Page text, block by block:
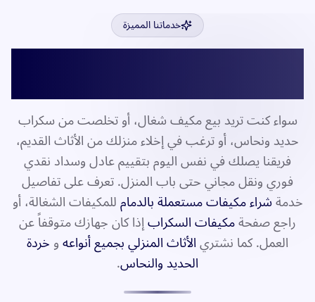
خدماتنا المميزة
خدماتنا الشاملة لشراء
سواء كنت تريد بيع مكيف شغال، أو تخلصت من سكراب
حديد ونحاس، أو ترغب في إخلاء منزلك من الأثاث القديم،
فريقنا يصلك في نفس اليوم بتقييم عادل وسداد نقدي
فوري ونقل مجاني حتى باب المنزل. تعرف على تفاصيل
خدمةشراء مكيفات مستعملة بالدمامللمكيفات الشغالة، أو
راجع صفحةمكيفات السكرابإذا كان جهازك متوقفاً عن
العمل. كما نشتريالأثاث المنزلي بجميع أنواعهوخردة
الحديد والنحاس.